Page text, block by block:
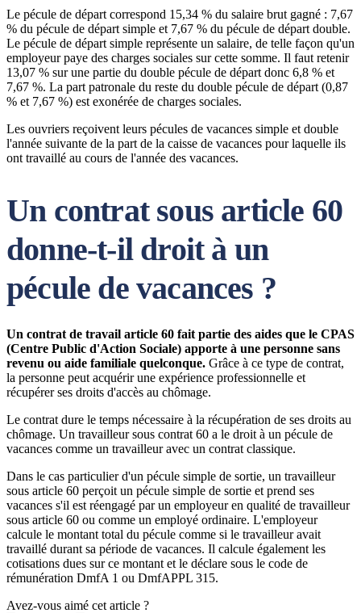
Le pécule de départ correspond 15,34 % du salaire brut gagné : 7,67
% du pécule de départ simple et 7,67 % du pécule de départ double.
Le pécule de départ simple représente un salaire, de telle façon qu'un
employeur paye des charges sociales sur cette somme. Il faut retenir
13,07 % sur une partie du double pécule de départ donc 6,8 % et
7,67 %. La part patronale du reste du double pécule de départ (0,87
% et 7,67 %) est exonérée de charges sociales.
Les ouvriers reçoivent leurs pécules de vacances simple et double
l'année suivante de la part de la caisse de vacances pour laquelle ils
ont travaillé au cours de l'année des vacances.
Un contrat sous article 60
donne-t-il droit à un
pécule de vacances ?
Un contrat de travail article 60 fait partie des aides que le CPAS
(Centre Public d'Action Sociale) apporte à une personne sans
revenu ou aide familiale quelconque. Grâce à ce type de contrat,
la personne peut acquérir une expérience professionnelle et
récupérer ses droits d'accès au chômage.
Le contrat dure le temps nécessaire à la récupération de ses droits au
chômage. Un travailleur sous contrat 60 a le droit à un pécule de
vacances comme un travailleur avec un contrat classique.
Dans le cas particulier d'un pécule simple de sortie, un travailleur
sous article 60 perçoit un pécule simple de sortie et prend ses
vacances s'il est réengagé par un employeur en qualité de travailleur
sous article 60 ou comme un employé ordinaire. L'employeur
calcule le montant total du pécule comme si le travailleur avait
travaillé durant sa période de vacances. Il calcule également les
cotisations dues sur ce montant et le déclare sous le code de
rémunération DmfA 1 ou DmfAPPL 315.
Avez-vous aimé cet article ?